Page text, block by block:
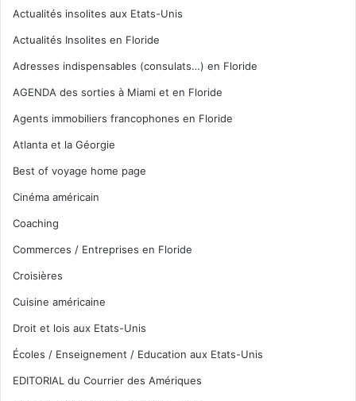
Actualités insolites aux Etats-Unis
Actualités Insolites en Floride
Adresses indispensables (consulats…) en Floride
AGENDA des sorties à Miami et en Floride
Agents immobiliers francophones en Floride
Atlanta et la Géorgie
Best of voyage home page
Cinéma américain
Coaching
Commerces / Entreprises en Floride
Croisières
Cuisine américaine
Droit et lois aux Etats-Unis
Écoles / Enseignement / Education aux Etats-Unis
EDITORIAL du Courrier des Amériques